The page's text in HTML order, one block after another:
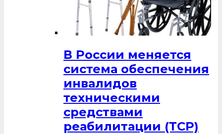
В России меняется
система обеспечения
инвалидов
техническими
средствами
реабилитации (ТСР)